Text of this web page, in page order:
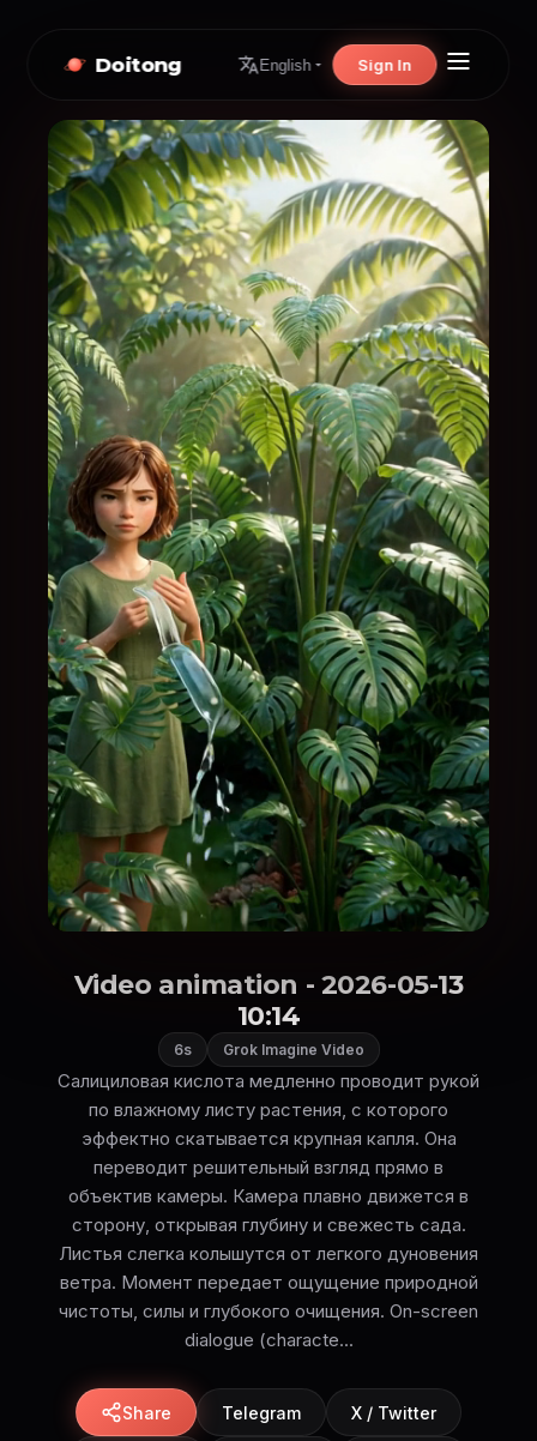
Doitong English Sign In
Video animation - 2026-05-13
10:14
6s Grok Imagine Video
Салициловая кислота медленно проводит рукой
по влажному листу растения, с которого
эффектно скатывается крупная капля. Она
переводит решительный взгляд прямо в
объектив камеры. Камера плавно движется в
сторону, открывая глубину и свежесть сада.
Листья слегка колышутся от легкого дуновения
ветра. Момент передает ощущение природной
чистоты, силы и глубокого очищения. On-screen
dialogue (characte...
Share Telegram X / Twitter